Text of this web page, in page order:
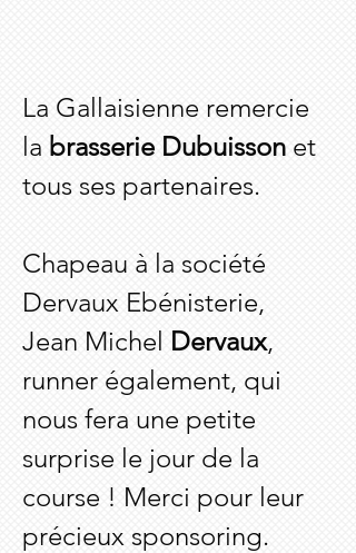
La Gallaisienne remercie
la brasserie Dubuisson et
tous ses partenaires.
Chapeau à la société
Dervaux Ebénisterie,
Jean Michel Dervaux,
runner également, qui
nous fera une petite
surprise le jour de la
course ! Merci pour leur
précieux sponsoring.